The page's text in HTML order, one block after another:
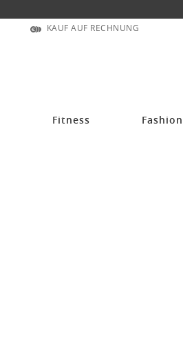
KAUF AUF RECHNUNG
Fitness Fashion